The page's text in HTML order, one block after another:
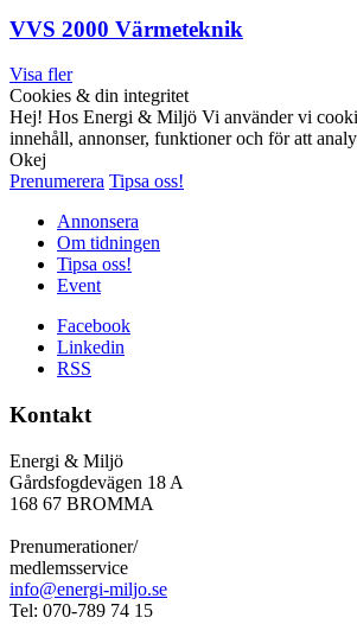
VVS 2000 Värmeteknik
Visa fler
Cookies & din integritet
Hej! Hos Energi & Miljö Vi använder vi
innehåll, annonser, funktioner och för att
Okej
Prenumerera Tipsa oss!
Annonsera
Om tidningen
Tipsa oss!
Event
Facebook
Linkedin
RSS
Kontakt
Energi & Miljö
Gårdsfogdevägen 18 A
168 67 BROMMA
Prenumerationer/
medlemsservice
info@energi-miljo.se
Tel: 070-789 74 15